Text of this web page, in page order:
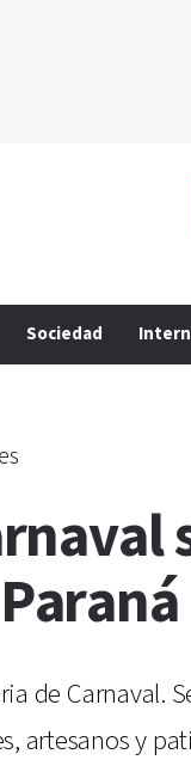
Sociedad
de Carnaval.
artesanos y